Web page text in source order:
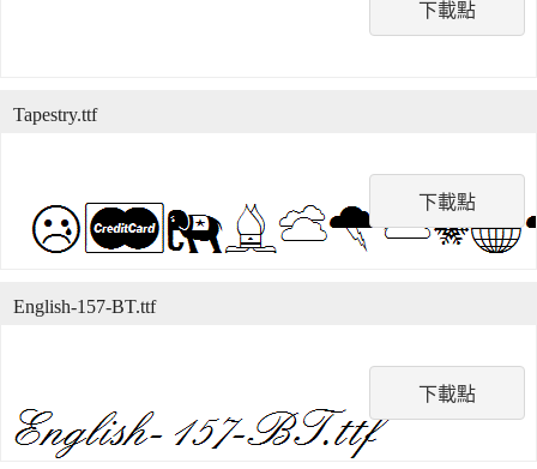
下載點
下載點
Tapestry.ttf
下載點
English-157-BT.ttf